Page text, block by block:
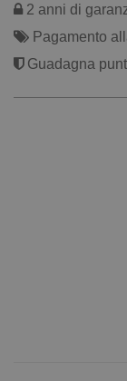
2 anni di
Pagamento
Guadagna